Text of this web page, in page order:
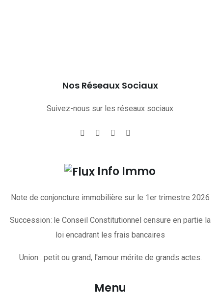
Nos Réseaux Sociaux
Suivez-nous sur les réseaux sociaux
Info Immo
Note de conjoncture immobilière sur le 1er trimestre 2026
Succession : le Conseil Constitutionnel censure en partie la
loi encadrant les frais bancaires
Union : petit ou grand, l'amour mérite de grands actes.
Menu